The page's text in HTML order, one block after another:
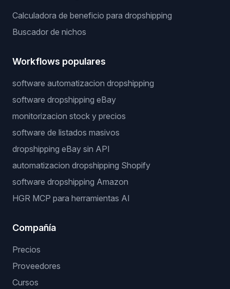
Calculadora de beneficio para dropshipping
Buscador de nichos
Workflows populares
software automatizacion dropshipping
software dropshipping eBay
monitorizacion stock y precios
software de listados masivos
dropshipping eBay sin API
automatizacion dropshipping Shopify
software dropshipping Amazon
HGR MCP para herramientas AI
Compañía
Precios
Proveedores
Cursos